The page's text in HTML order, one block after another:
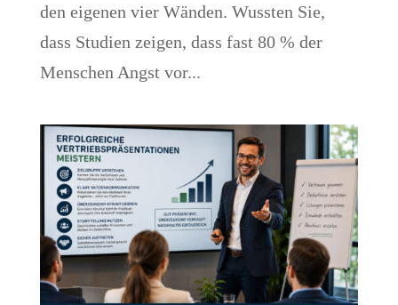
den eigenen vier Wänden. Wussten Sie,
dass Studien zeigen, dass fast 80 % der
Menschen Angst vor...